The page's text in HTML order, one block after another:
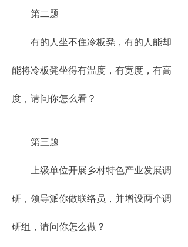
第二题
有的人坐不住冷板凳，有的人能却
能将冷板凳坐得有温度，有宽度，有高
度，请问你怎么看？
第三题
上级单位开展乡村特色产业发展调
研，领导派你做联络员，并增设两个调
研组，请问你怎么做？